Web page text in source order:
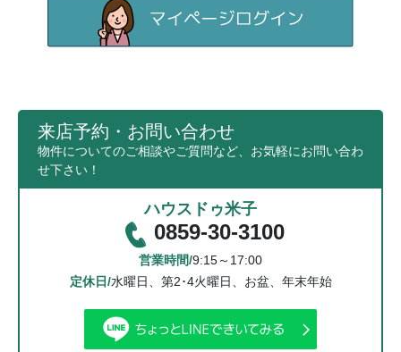
来店予約・お問い合わせ
物件についてのご相談やご質問など、お気軽にお問い合わ
せ下さい！
ハウスドゥ米子
0859-30-3100
営業時間/9:15～17:00
定休日/水曜日、第2･4火曜日、お盆、年末年始